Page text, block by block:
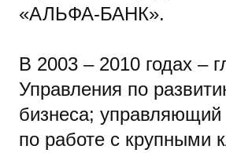
«АЛЬФА-БАНК».
В 2003 – 2010 годах –
Управления по
бизнеса; управляющий
по работе с крупными